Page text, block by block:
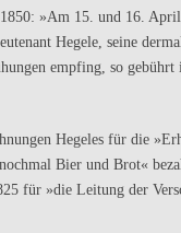
»Am 15. und 16.
Hegele, seine
empfing, so
Hegeles für die
Bier und Brot«
für »die Leitung der